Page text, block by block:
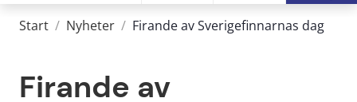
Start / Nyheter / Firande av Sverigefinnarnas dag
Firande av